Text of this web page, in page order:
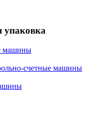
упаковка
машины
счетные машины